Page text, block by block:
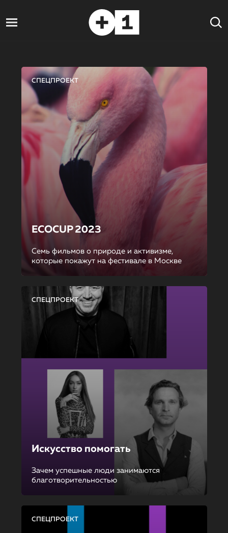
СПЕЦПРОЕКТ
ECOCUP 2023
Семь фильмов о природе и активизме,
которые покажут на фестивале в Москве
СПЕЦПРОЕКТ
Искусство помогать
Зачем успешные люди занимаются
благотворительностью
СПЕЦПРОЕКТ